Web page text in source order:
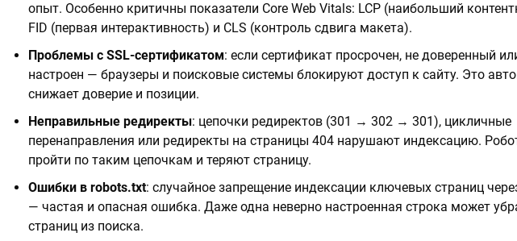
опыт. Особенно критичны показатели Core Web Vitals: LCP (наибольший
FID (первая интерактивность) и CLS (контроль сдвига макета).
Проблемы с SSL-сертификатом: если сертификат просрочен, не доверенный
настроен — браузеры и поисковые системы блокируют доступ к сайту. Это
снижает доверие и позиции.
Неправильные редиректы: цепочки редиректов (301 → 302 → 301), цикличные
перенаправления или редиректы на страницы 404 нарушают индексацию.
пройти по таким цепочкам и теряют страницу.
Ошибки в robots.txt: случайное запрещение индексации ключевых страниц
— частая и опасная ошибка. Даже одна неверно настроенная строка может
страниц из поиска.